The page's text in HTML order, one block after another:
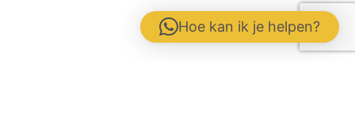
Hoe kan ik je helpen?